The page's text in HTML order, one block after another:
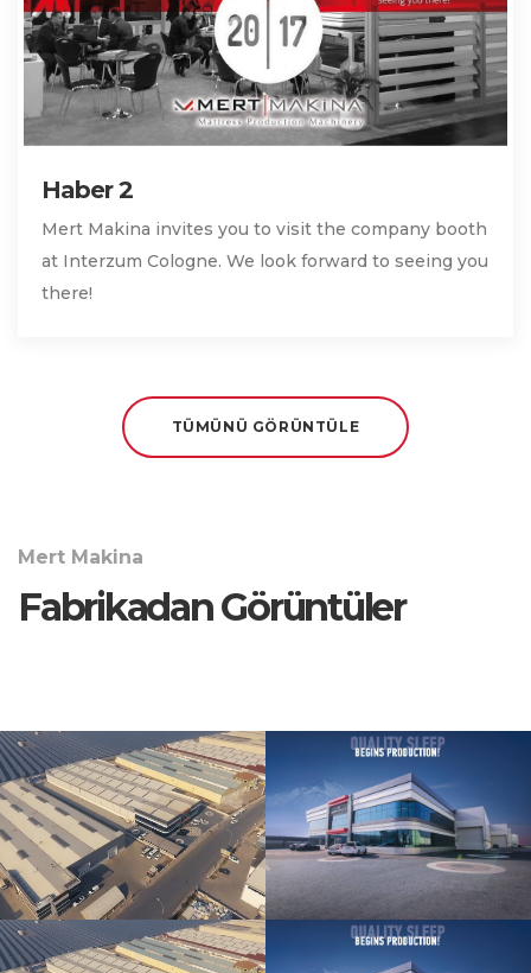
Haber 2
Mert Makina invites you to visit the company booth
at Interzum Cologne. We look forward to seeing you
there!
TÜMÜNÜ GÖRÜNTÜLE
Mert Makina
Fabrikadan Görüntüler